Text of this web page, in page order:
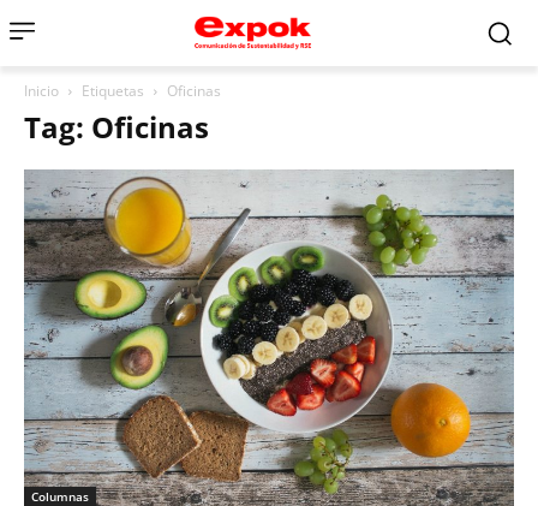
Inicio Etiquetas Oficinas
Tag: Oficinas
Columnas